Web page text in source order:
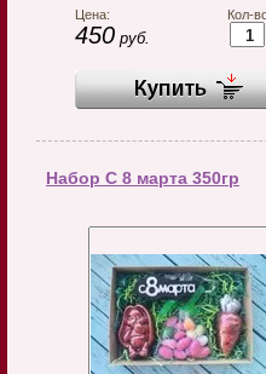
Цена:
450 руб.
Кол-
Набор С 8 марта 350гр